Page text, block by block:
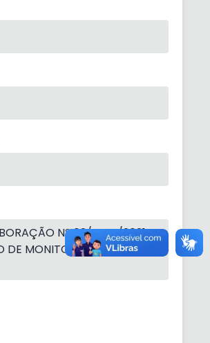
Nº 02/PGM/2021
DE MONITORAMENTO E